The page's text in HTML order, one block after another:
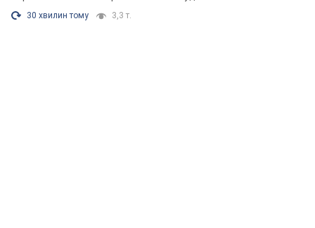
30 хвилин тому 3,3 т.